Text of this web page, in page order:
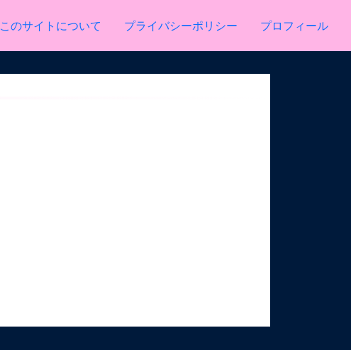
このサイトについて プライバシーポリシー プロフィール